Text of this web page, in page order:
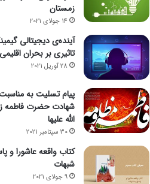
زمستان
14 جولای 2021
آینده‌ی دیجیتالی
تاثیری بر بحران
28 آوریل 2021
پیام تسلیت به مناسبت
شهادت حضرت فاطمه
الله علیها
30 سپتامبر 2021
کتاب واقعه عاشورا و
شبهات
9 جولای 2021